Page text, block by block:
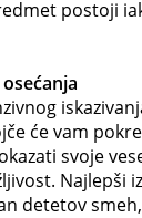
postoji
će vam
svoje
Najlepši
detetov